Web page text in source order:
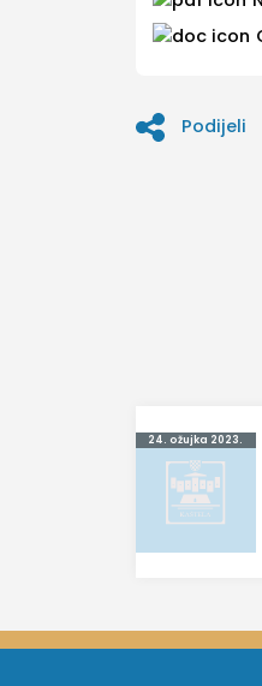
Podijeli
objava
24. ožujka 2023.